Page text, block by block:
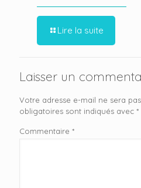
Lire la suite
Laisser un
Votre adresse e-mail ne sera
obligatoires sont indiqués avec *
Commentaire *